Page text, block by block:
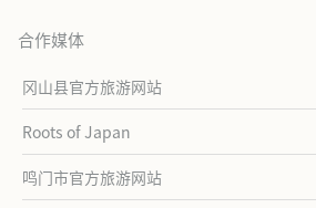
合作媒体
冈山县官方旅游网站
Roots of Japan
鸣门市官方旅游网站